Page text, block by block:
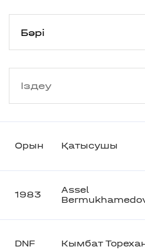
Орын Қатысушы
1983
Assel
DNF Кымбат